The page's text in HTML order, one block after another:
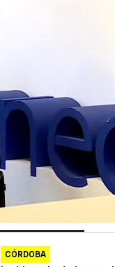
CÓRDOBA